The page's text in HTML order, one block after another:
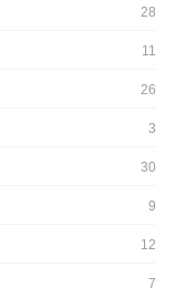
28
11
26
3
30
9
12
7